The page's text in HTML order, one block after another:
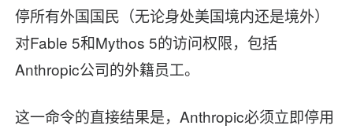
停所有外国国民（无论身处美国境内还是境外）
对Fable 5和Mythos 5的访问权限，包括
Anthropic公司的外籍员工。
这一命令的直接结果是，Anthropic必须立即停用